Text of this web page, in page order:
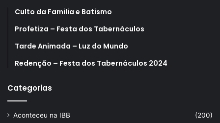
Culto da Familia e Batismo
Profetiza – Festa dos Tabernáculos
Tarde Animada – Luz do Mundo
Redenção – Festa dos Tabernáculos 2024
Categorias
Aconteceu na IBB
(200)